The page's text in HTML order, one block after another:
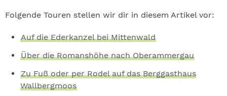
Folgende Touren stellen wir dir in diesem Artikel vor:
Auf die Ederkanzel bei Mittenwald
Über die Romanshöhe nach Oberammergau
Zu Fuß oder per Rodel auf das Berggasthaus
Wallbergmoos